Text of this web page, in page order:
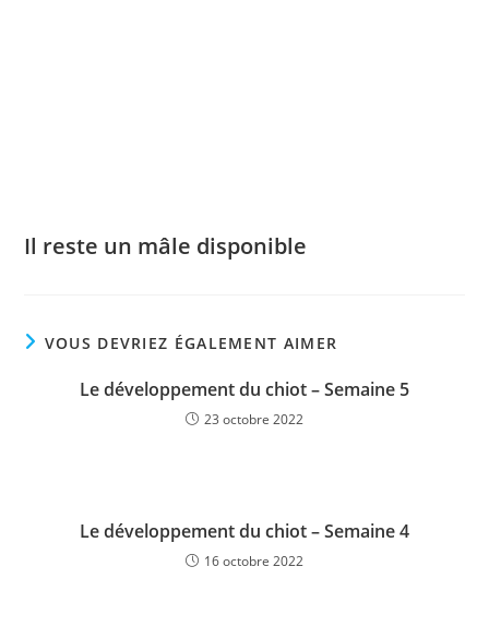
Il reste un mâle disponible
VOUS DEVRIEZ ÉGALEMENT AIMER
Le développement du chiot – Semaine 5
23 octobre 2022
Le développement du chiot – Semaine 4
16 octobre 2022